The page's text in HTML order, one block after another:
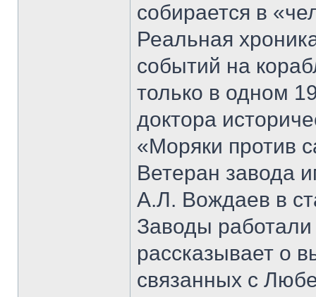
собирается в
Реальная
событий на
только в одном
доктора
«Моряки против
Ветеран завода
А.Л. Вождаев в
Заводы
рассказывает о
связанных с